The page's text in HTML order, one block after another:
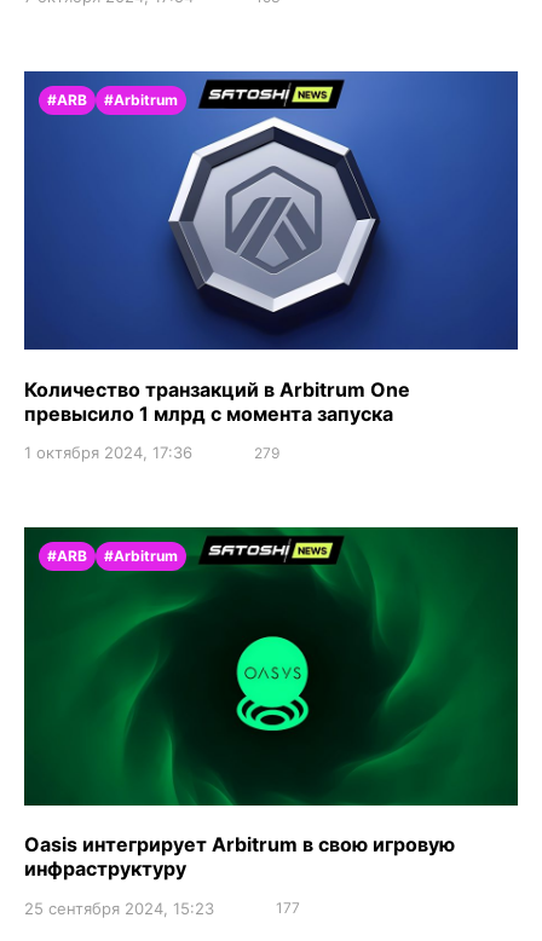
#ARB #Arbitrum
Количество транзакций в Arbitrum One
превысило 1 млрд с момента запуска
1 октября 2024, 17:36 279
#ARB #Arbitrum
Oasis интегрирует Arbitrum в свою игровую
инфраструктуру
25 сентября 2024, 15:23 177